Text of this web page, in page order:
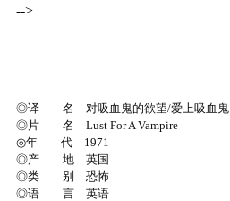
-->
◎译 名 对吸血鬼的欲望/爱上吸血鬼
◎片 名 Lust For A Vampire
◎年 代 1971
◎产 地 英国
◎类 别 恐怖
◎语 言 英语